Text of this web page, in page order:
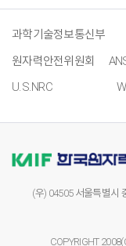
과학기술정보통신부
원자력안전위원회
U.S.NRC
(우) 04505 서울특별시
COPYRIGHT